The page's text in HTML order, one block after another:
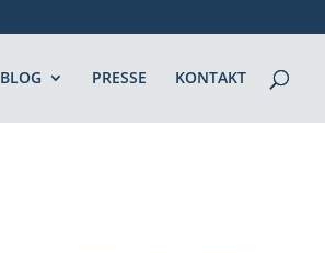
BLOG PRESSE KONTAKT